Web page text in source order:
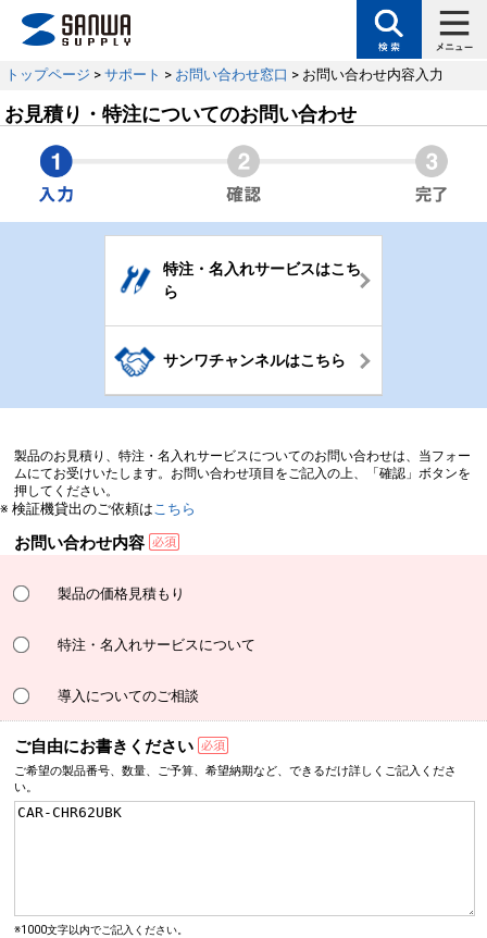
トップページ > サポート > お問い合わせ窓口 > お問い合わせ内容入力
お見積り・特注についてのお問い合わせ
特注・名入れサービスはこち
ら
サンワチャンネルはこちら
製品のお見積り、特注・名入れサービスについてのお問い合わせは、当フォー
ムにてお受けいたします。お問い合わせ項目をご記入の上、「確認」ボタンを
押してください。
※ 検証機貸出のご依頼は こちら
お問い合わせ内容
製品の価格見積もり
特注・名入れサービスについて
導入についてのご相談
ご自由にお書きください
ご希望の製品番号、数量、 ご予算、希望納期など、できるだけ詳しく ご記入くださ
い。
※1000文字以内でご記入ください。